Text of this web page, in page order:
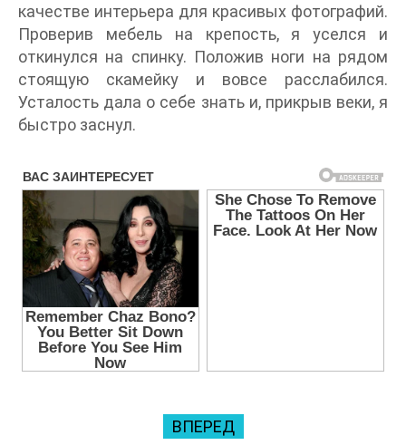
качестве интерьера для красивых фотографий.
Проверив мебель на крепость, я уселся и
откинулся на спинку. Положив ноги на рядом
стоящую скамейку и вовсе расслабился.
Усталость дала о себе знать и, прикрыв веки, я
быстро заснул.
ВПЕРЕД